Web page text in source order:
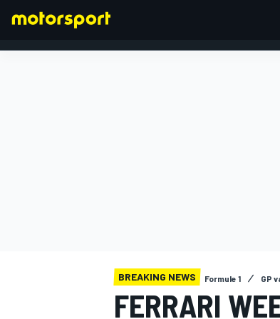
BREAKING NEWS Formule 1 GP
FERRARI